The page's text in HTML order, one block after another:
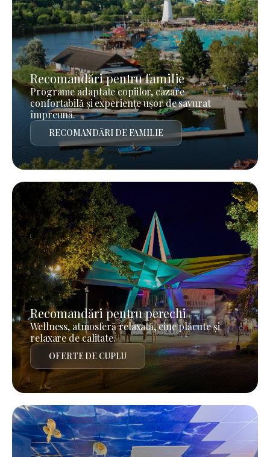
Recomandări pentru familie
Programe adaptate copiilor, cazare
confortabilă și experiențe ușor de savurat
împreună.
RECOMANDĂRI DE FAMILIE
Recomandări pentru perechi
Wellness, atmosferă relaxată, cine plăcute și
relaxare de calitate.
OFERTE DE CUPLU